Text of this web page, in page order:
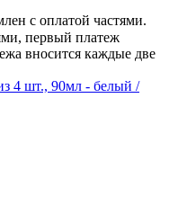
с оплатой частями.
первый платеж
вносится каждые две
4 шт., 90мл - белый /